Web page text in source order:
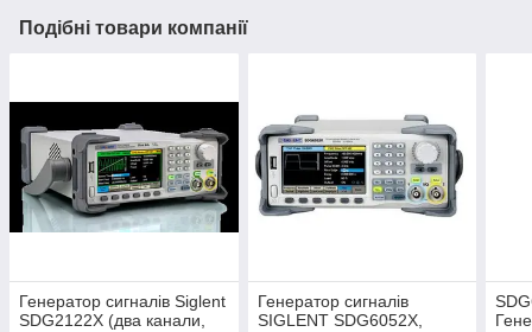
Подібні товари компанії
Генератор сигналів Siglent
SDG2122X (два канали,
Генератор сигналів
SIGLENT SDG6052X,